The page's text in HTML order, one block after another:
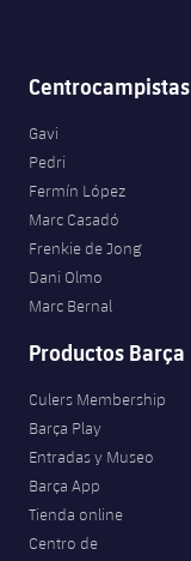
Centrocampistas
Gavi
Pedri
Fermín López
Marc Casadó
Frenkie de Jong
Dani Olmo
Marc Bernal
Productos Barça
Culers Membership
Barça Play
Entradas y Museo
Barça App
Tienda online
Centro de